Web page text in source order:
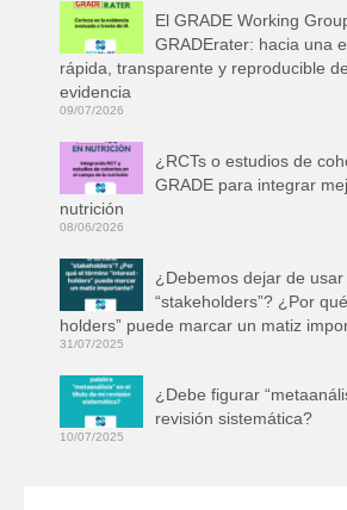
El GRADE Working
GRADErater: hacia una
rápida, transparente y reproducible
evidencia
09/07/2026
¿RCTs o estudios de
GRADE para integrar
nutrición
08/06/2026
¿Debemos dejar de
“stakeholders”? ¿Por
holders” puede marcar un matiz
31/07/2025
¿Debe figurar
revisión sistemática?
10/07/2025